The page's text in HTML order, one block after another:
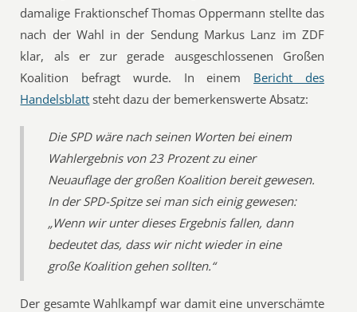
damalige Fraktionschef Thomas Oppermann stellte das
nach der Wahl in der Sendung Markus Lanz im ZDF
klar, als er zur gerade ausgeschlossenen Großen
Koalition befragt wurde. In einem Bericht des
Handelsblatt steht dazu der bemerkenswerte Absatz:
Die SPD wäre nach seinen Worten bei einem
Wahlergebnis von 23 Prozent zu einer
Neuauflage der großen Koalition bereit gewesen.
In der SPD-Spitze sei man sich einig gewesen:
„Wenn wir unter dieses Ergebnis fallen, dann
bedeutet das, dass wir nicht wieder in eine
große Koalition gehen sollten.“
Der gesamte Wahlkampf war damit eine unverschämte